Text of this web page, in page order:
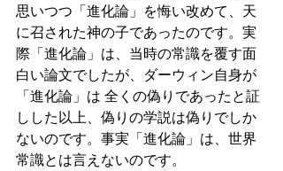
思いつつ「進化論」を悔い改めて、天
に召された神の子であったのです。実
際「進化論」は、当時の常識を覆す面
白い論文でしたが、ダーウィン自身が
「進化論」は 全くの偽りであったと証
しした以上、偽りの学説は偽りでしか
ないのです。事実「進化論」は、世界
常識とは言えないのです。